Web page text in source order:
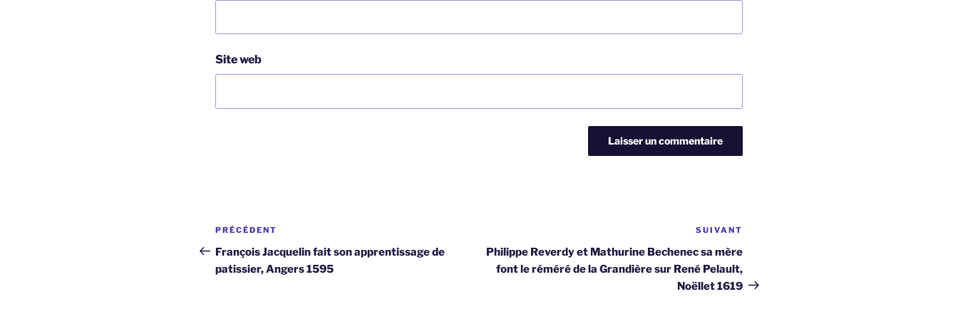
Site web
Navigation
de
l’article
Article
précédent
PRÉCÉDENT
François Jacquelin fait son apprentissage de
patissier, Angers 1595
suivant
SUIVANT
Philippe Reverdy et Mathurine Bechenec sa mère
font le réméré de la Grandière sur René Pelault,
Noëllet 1619